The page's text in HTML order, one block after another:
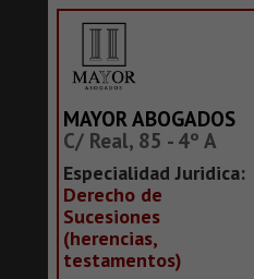
MAYOR ABOGADOS
C/ Real, 85 - 4º A
Especialidad Juridica:
Derecho de
Sucesiones
(herencias,
testamentos)